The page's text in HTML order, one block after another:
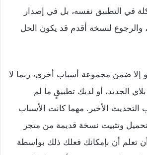
في التطبيق نفسه، بل في إصدار
متجر Google Play، والرجوع لنسخة أقدم قد يكون الحل
إلا ضمن مجموعة أسباب أخرى، ربما لا
الجديد، أو لديك تطبيقٍ ما لم
الأخير. مهما كانت الأسباب
تحميل وتثبيت نسخة قديمة من متجر
تعلم أن بإمكانك فعلك ذلك بواسطة